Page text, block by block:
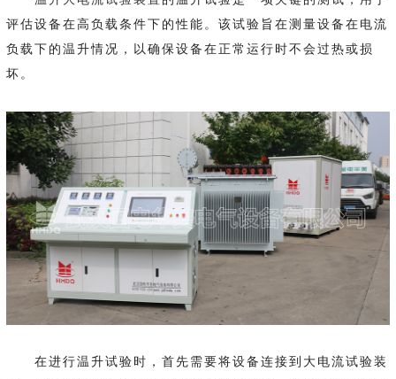
评估设备在高负载条件下的性能。该试验旨在测量设备在电流
负载下的温升情况，以确保设备在正常运行时不会过热或损
坏。
在进行温升试验时，首先需要将设备连接到大电流试验装